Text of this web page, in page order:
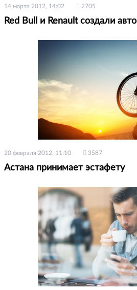
14 марта 2012, 14:02 2705
Red Bull и Renault создали авто
20 февраля 2012, 11:10 3587
Астана принимает эстафету